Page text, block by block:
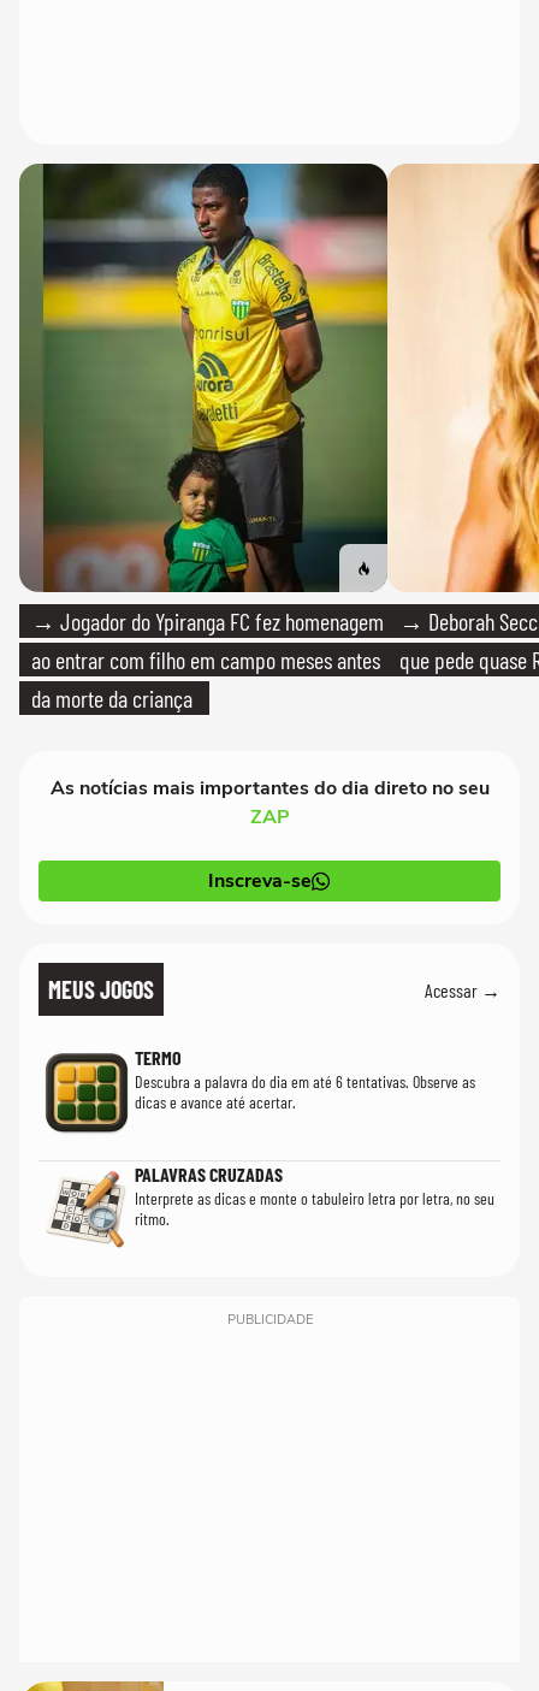
→ Jogador do Ypiranga FC fez homenagem
ao entrar com filho em campo meses antes
da morte da criança
→ Deborah
que pede quase
As notícias mais importantes do dia direto no seu
ZAP
Inscreva-se
MEUS JOGOS Acessar →
TERMO
Descubra a palavra do dia em até 6 tentativas. Observe as
dicas e avance até acertar.
PALAVRAS CRUZADAS
Interprete as dicas e monte o tabuleiro letra por letra, no seu
ritmo.
PUBLICIDADE